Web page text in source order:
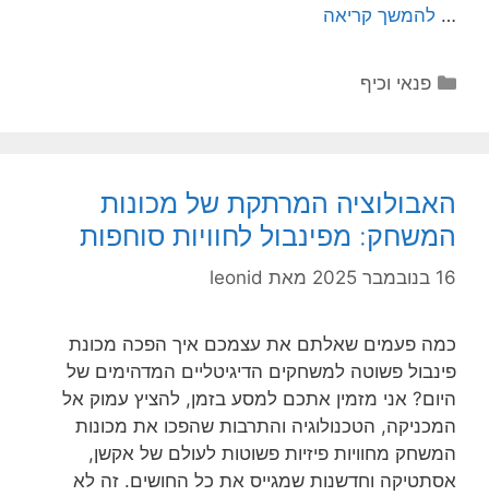
… להמשך קריאה
קטגוריות
פנאי וכיף
האבולוציה המרתקת של מכונות
המשחק: מפינבול לחוויות סוחפות
16 בנובמבר 2025 מאת leonid
כמה פעמים שאלתם את עצמכם איך הפכה מכונת
פינבול פשוטה למשחקים הדיגיטליים המדהימים של
היום? אני מזמין אתכם למסע בזמן, להציץ עמוק אל
המכניקה, הטכנולוגיה והתרבות שהפכו את מכונות
המשחק מחוויות פיזיות פשוטות לעולם של אקשן,
אסתטיקה וחדשנות שמגייס את כל החושים. זה לא